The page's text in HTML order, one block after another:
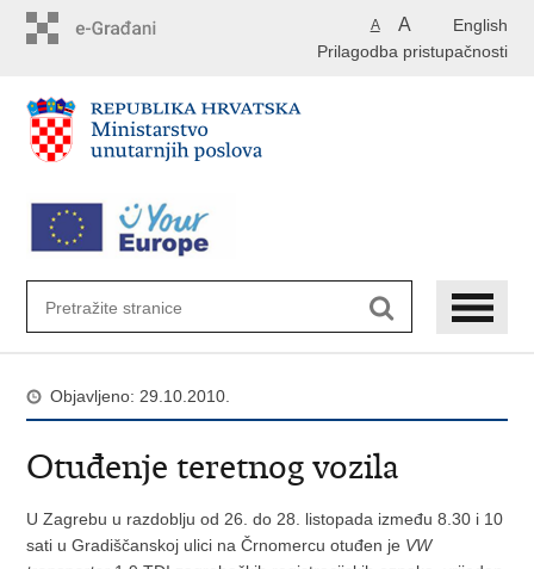
English
A A
Prilagodba pristupačnosti
Objavljeno: 29.10.2010.
Otuđenje teretnog vozila
U Zagrebu u razdoblju od 26. do 28. listopada između 8.30 i 10
sati u Gradiščanskoj ulici na Črnomercu otuđen je VW